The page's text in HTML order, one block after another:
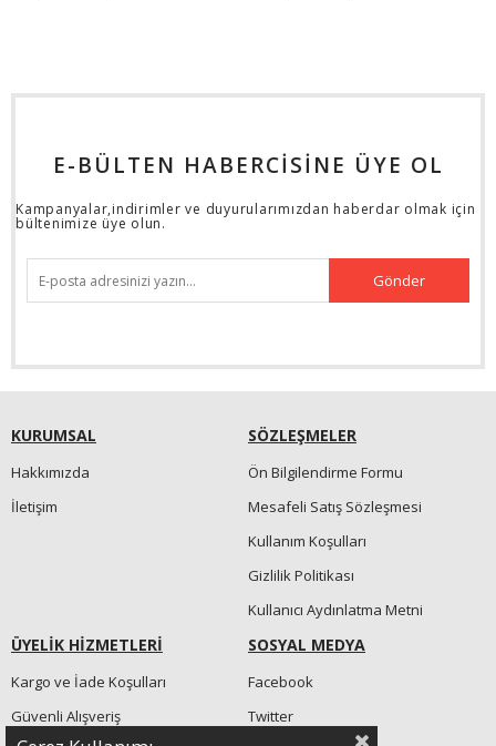
E-BÜLTEN HABERCİSİNE ÜYE OL
Kampanyalar,indirimler ve duyurularımızdan haberdar olmak için
bültenimize üye olun.
Gönder
KURUMSAL
Hakkımızda
İletişim
SÖZLEŞMELER
Ön Bilgilendirme Formu
Mesafeli Satış Sözleşmesi
Kullanım Koşulları
Gizlilik Politikası
Kullanıcı Aydınlatma Metni
ÜYELİK HİZMETLERİ
Kargo ve İade Koşulları
Güvenli Alışveriş
SOSYAL MEDYA
Facebook
Twitter